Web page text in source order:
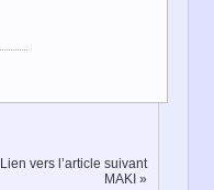
Lien vers l’article suivant
MAKI »